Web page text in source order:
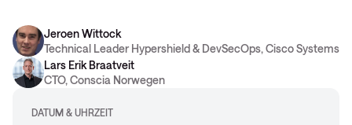
Jeroen Wittock
Technical Leader Hypershield & DevSecOps, Cisco Systems
Lars Erik Braatveit
CTO, Conscia Norwegen
DATUM & UHRZEIT